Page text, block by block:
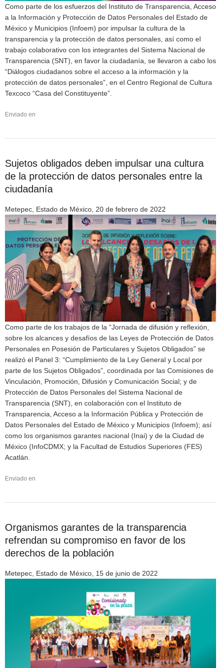
Como parte de los esfuerzos del Instituto de Transparencia, Acceso
a la Información y Protección de Datos Personales del Estado de
México y Municipios (Infoem) por impulsar la cultura de la
transparencia y la protección de datos personales, así como el
trabajo colaborativo con los integrantes del Sistema Nacional de
Transparencia (SNT), en favor la ciudadanía, se llevaron a cabo los
“Diálogos ciudadanos sobre el acceso a la información y la
protección de datos personales”, en el Centro Regional de Cultura
Texcoco “Casa del Constituyente”.
Enviado en
Sujetos obligados deben impulsar una cultura
de la protección de datos personales entre la
ciudadanía
Metepec, Estado de México, 20 de febrero de 2022
Como parte de los trabajos de la “Jornada de difusión y reflexión,
sobre los alcances y desafíos de las Leyes de Protección de Datos
Personales en Posesión de Particulares y Sujetos Obligados” se
realizó el Panel 3: “Cumplimiento de la Ley General y Local por
parte de los Sujetos Obligados”, coordinada por las Comisiones de
Vinculación, Promoción, Difusión y Comunicación Social; y de
Protección de Datos Personales del Sistema Nacional de
Transparencia (SNT), en colaboración con el Instituto de
Transparencia, Acceso a la Información Pública y Protección de
Datos Personales del Estado de México y Municipios (Infoem); así
como los organismos garantes nacional (Inai) y de la Ciudad de
México (InfoCDMX; y la Facultad de Estudios Superiores (FES)
Acatlán.
Enviado en
Organismos garantes de la transparencia
refrendan su compromiso en favor de los
derechos de la población
Metepec, Estado de México, 15 de junio de 2022